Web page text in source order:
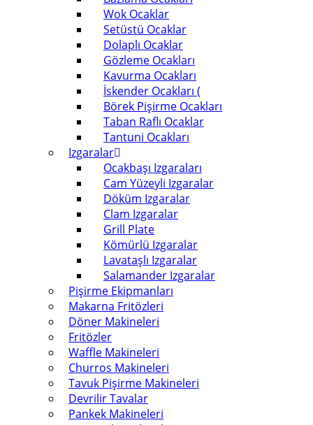
Wok Ocaklar
Setüstü Ocaklar
Dolaplı Ocaklar
Gözleme Ocakları
Kavurma Ocakları
İskender Ocakları (
Börek Pişirme Ocakları
Taban Raflı Ocaklar
Tantuni Ocakları
Izgaralar
Ocakbaşı Izgaraları
Cam Yüzeyli Izgaralar
Döküm Izgaralar
Clam Izgaralar
Grill Plate
Kömürlü Izgaralar
Lavataşlı Izgaralar
Salamander Izgaralar
Pişirme Ekipmanları
Makarna Fritözleri
Döner Makineleri
Fritözler
Waffle Makineleri
Churros Makineleri
Tavuk Pişirme Makineleri
Devrilir Tavalar
Pankek Makineleri